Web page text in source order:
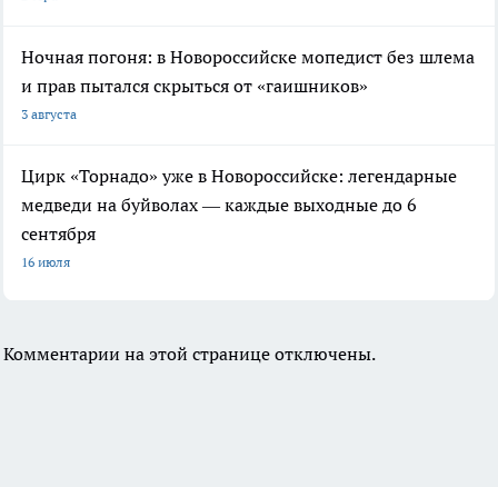
Ночная погоня: в Новороссийске мопедист без шлема
и прав пытался скрыться от «гаишников»
3 августа
Цирк «Торнадо» уже в Новороссийске: легендарные
медведи на буйволах — каждые выходные до 6
сентября
16 июля
Комментарии на этой странице отключены.